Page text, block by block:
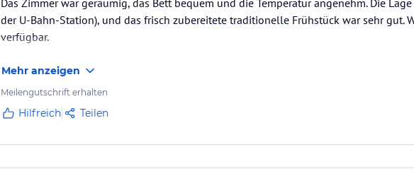
Das Zimmer war geräumig, das Bett bequem und die Temperatur angenehm. Die
der U-Bahn-Station), und das frisch zubereitete traditionelle Frühstück war sehr gut.
verfügbar.
Mehr anzeigen
Meilengutschrift erhalten
Hilfreich Teilen